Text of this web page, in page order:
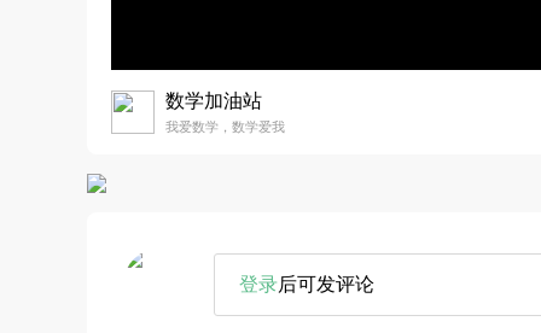
数学加油站
我爱数学，数学爱我
登录后可发评论